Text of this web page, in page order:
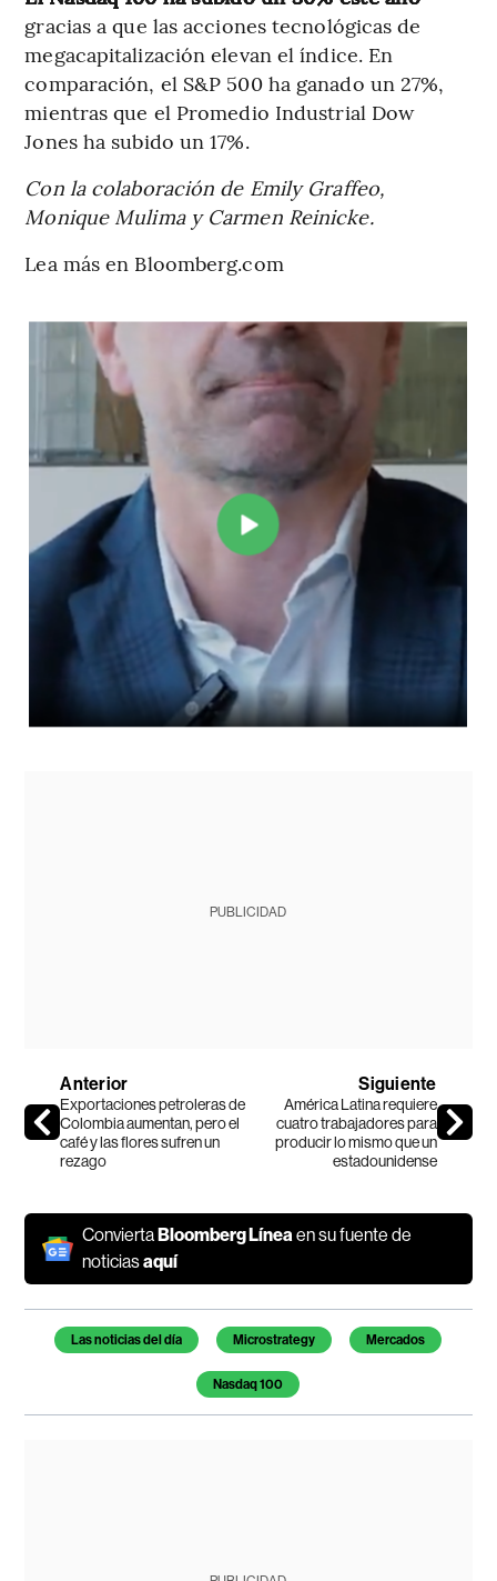
gracias a que las acciones tecnológicas de
megacapitalización elevan el índice. En
comparación, el S&P 500 ha ganado un 27%,
mientras que el Promedio Industrial Dow
Jones ha subido un 17%.
Con la colaboración de Emily Graffeo,
Monique Mulima y Carmen Reinicke.
Lea más en Bloomberg.com
PUBLICIDAD
Anterior
Exportaciones petroleras de
Colombia aumentan, pero el
café y las flores sufren un
rezago
Siguiente
América Latina requiere
cuatro trabajadores para
producir lo mismo que un
estadounidense
ConviertaBloomberg Líneaen su fuente de
noticiasaquí
Temas de este artículo
Las noticias del día Microstrategy Mercados
Nasdaq 100